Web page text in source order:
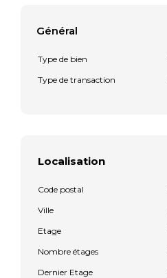
Général
Type de bien
Type de transaction
Localisation
Code postal
Ville
Etage
Nombre étages
Dernier Etage